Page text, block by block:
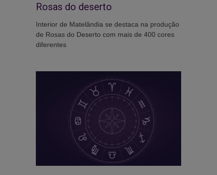
Rosas do deserto
Interior de Matelândia se destaca na produção
de Rosas do Deserto com mais de 400 cores
diferentes